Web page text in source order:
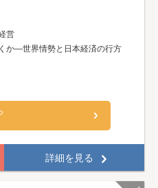
営
か―世界情勢と日本経済の行方
詳細を見る